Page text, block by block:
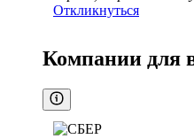
Откликнуться
Компании для